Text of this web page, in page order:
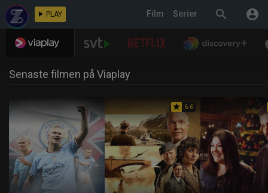
play_arrow PLAY search account_circle
Film Serier
Senaste filmen på Viaplay
star 6.6